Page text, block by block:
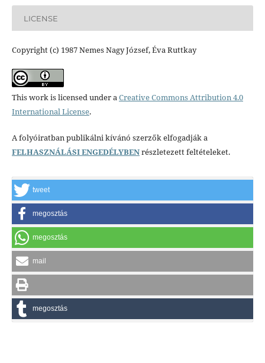
LICENSE
Copyright (c) 1987 Nemes Nagy József, Éva Ruttkay
This work is licensed under aCreative Commons Attribution 4.0
International License.
A folyóiratban publikálni kívánó szerzők elfogadják a
FELHASZNÁLÁSI ENGEDÉLYBENrészletezett feltételeket.
tweet
megosztás
megosztás
mail
megosztás